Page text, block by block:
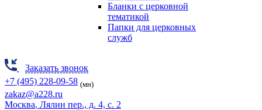
Бланки с церковной
тематикой
Папки для церковных
служб
Заказать звонок
+7 (495) 228-09-58 (мн)
zakaz@a228.ru
Москва, Лялин пер., д. 4, с. 2